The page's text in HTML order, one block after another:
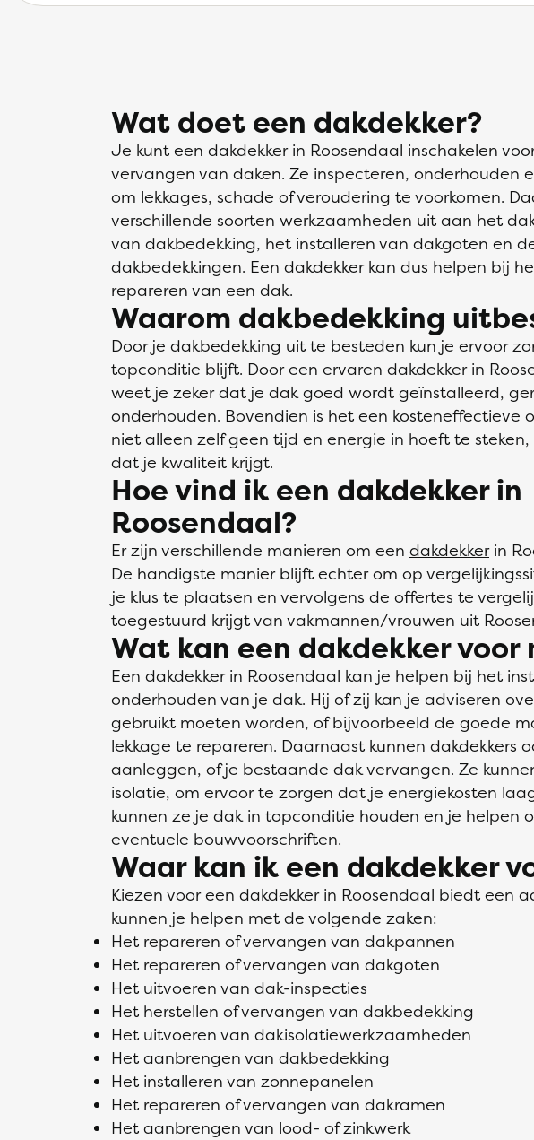
Wat doet een dakdekker?
Je kunt een dakdekker in Roosendaal inschakelen
vervangen van daken. Ze inspecteren, onderhouden
om lekkages, schade of veroudering te voorkomen.
verschillende soorten werkzaamheden uit aan het
van dakbedekking, het installeren van dakgoten en
dakbedekkingen. Een dakdekker kan dus helpen bij
repareren van een dak.
Waarom dakbedekking
Door je dakbedekking uit te besteden kun je ervoor
topconditie blijft. Door een ervaren dakdekker in
weet je zeker dat je dak goed wordt geïnstalleerd,
onderhouden. Bovendien is het een kosteneffectieve
niet alleen zelf geen tijd en energie in hoeft te
dat je kwaliteit krijgt.
Hoe vind ik een dakdekker in
Roosendaal?
Er zijn verschillende manieren om een dakdekkerin
De handigste manier blijft echter om op
je klus te plaatsen en vervolgens de offertes te
toegestuurd krijgt van vakmannen/vrouwen uit
Wat kan een dakdekker voor
Een dakdekker in Roosendaal kan je helpen bij het
onderhouden van je dak. Hij of zij kan je adviseren
gebruikt moeten worden, of bijvoorbeeld de goede
lekkage te repareren. Daarnaast kunnen dakdekkers
aanleggen, of je bestaande dak vervangen. Ze
isolatie, om ervoor te zorgen dat je energiekosten
kunnen ze je dak in topconditie houden en je helpen
eventuele bouwvoorschriften.
Waar kan ik een dakdekker
Kiezen voor een dakdekker in Roosendaal biedt een
kunnen je helpen met de volgende zaken:
Het repareren of vervangen van dakpannen
Het repareren of vervangen van dakgoten
Het uitvoeren van dak-inspecties
Het herstellen of vervangen van dakbedekking
Het uitvoeren van dakisolatiewerkzaamheden
Het aanbrengen van dakbedekking
Het installeren van zonnepanelen
Het repareren of vervangen van dakramen
Het aanbrengen van lood- of zinkwerk